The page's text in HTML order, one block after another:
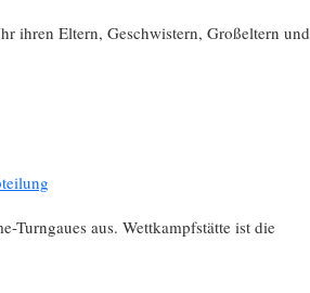
ihren Eltern, Geschwistern, Großeltern und
Turngaues aus. Wettkampfstätte ist die